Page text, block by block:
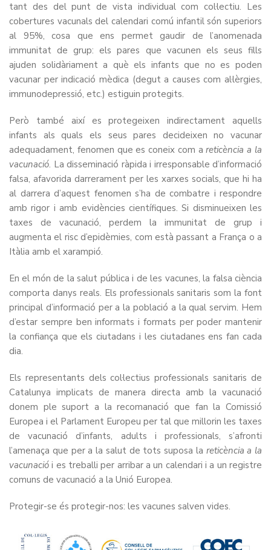
tant des del punt de vista individual com col·lectiu. Les
cobertures vacunals del calendari comú infantil són superiors
al 95%, cosa que ens permet gaudir de l’anomenada
immunitat de grup: els pares que vacunen els seus fills
ajuden solidàriament a què els infants que no es poden
vacunar per indicació mèdica (degut a causes com al·lèrgies,
immunodepressió, etc.) estiguin protegits.
Però també així es protegeixen indirectament aquells
infants als quals els seus pares decideixen no vacunar
adequadament, fenomen que es coneix com areticència a la
vacunació. La disseminació ràpida i irresponsable d’informació
falsa, afavorida darrerament per les xarxes socials, que hi ha
al darrera d’aquest fenomen s’ha de combatre i respondre
amb rigor i amb evidències científiques. Si disminueixen les
taxes de vacunació, perdem la immunitat de grup i
augmenta el risc d’epidèmies, com està passant a França o a
Itàlia amb el xarampió.
En el món de la salut pública i de les vacunes, la falsa ciència
comporta danys reals. Els professionals sanitaris som la font
principal d’informació per a la població a la qual servim. Hem
d’estar sempre ben informats i formats per poder mantenir
la confiança que els ciutadans i les ciutadanes ens fan cada
dia.
Els representants dels col·lectius professionals sanitaris de
Catalunya implicats de manera directa amb la vacunació
donem ple suport a la recomanació que fan la Comissió
Europea i el Parlament Europeu per tal que millorin les taxes
de vacunació d’infants, adults i professionals, s’afronti
l’amenaça que per a la salut de tots suposa la reticència a la
vacunació i es treballi per arribar a un calendari i a un registre
comuns de vacunació a la Unió Europea.
Protegir-se és protegir-nos: les vacunes salven vides.